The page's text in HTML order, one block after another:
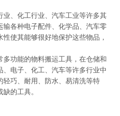
业、化工行业、汽车工业等许多其
各种电子配件、化学品、汽车零
性使其能够很好地保护这些物品，
多功能的物料搬运工具，在仓储和
电子、化工、汽车等许多行业中
轻巧、耐用、防水、易清洗等特
的工具。